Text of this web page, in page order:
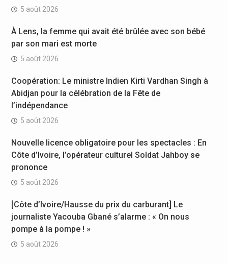
5 août 2026
À Lens, la femme qui avait été brûlée avec son bébé
par son mari est morte
5 août 2026
Coopération: Le ministre Indien Kirti Vardhan Singh à
Abidjan pour la célébration de la Fête de
l’indépendance
5 août 2026
Nouvelle licence obligatoire pour les spectacles : En
Côte d’Ivoire, l’opérateur culturel Soldat Jahboy se
prononce
5 août 2026
[Côte d’Ivoire/Hausse du prix du carburant] Le
journaliste Yacouba Gbané s’alarme : « On nous
pompe à la pompe ! »
5 août 2026